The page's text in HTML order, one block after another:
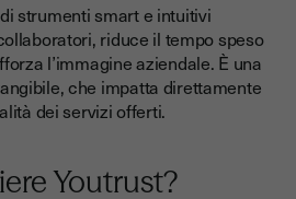
strumenti smart e intuitivi
riduce il tempo speso
l’immagine aziendale. È una
che impatta direttamente
dei servizi offerti.
Youtrust?